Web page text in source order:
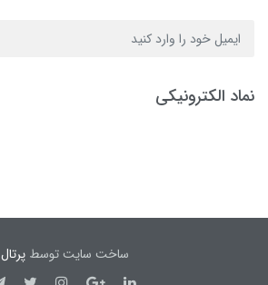
نماد الکترونیکی
ساخت سایت توسطپرتال